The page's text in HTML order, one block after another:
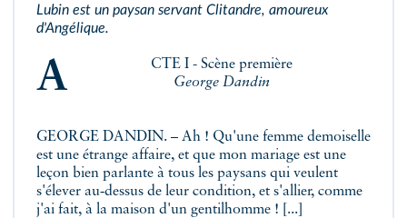
Lubin est un paysan servant Clitandre, amoureux
d'Angélique.
ACTE I - Scène première
George Dandin
GEORGE DANDIN. – Ah ! Qu'une femme demoiselle
est une étrange affaire, et que mon mariage est une
leçon bien parlante à tous les paysans qui veulent
s'élever au‑dessus de leur condition, et s'allier, comme
j'ai fait, à la maison d'un gentilhomme ! [...]